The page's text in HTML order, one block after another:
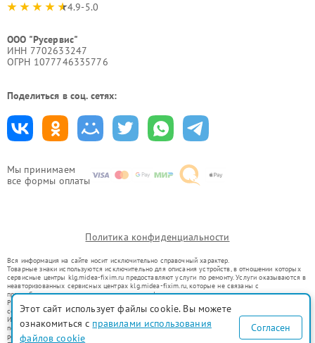
Мы принимаем
все формы оплаты
4.9-5.0
ООО "Русервис"
ИНН 7702633247
ОГРН 1077746335776
Поделиться в соц. сетях:
Политика конфиденциальности
Вся информация на сайте носит исключительно справочный характер.
Товарные знаки используются исключительно для описания устройств, в отношении которых
сервисные центры klg.midea-fixim.ru предоставляют услуги по ремонту. Услуги оказываются в
неавторизованных сервисных центрах klg.midea-fixim.ru, которые не связаны с
правообладателями товарных знаков или их официальными представителями.
Ремонт осуществляется для устройств, уже введенных в гражданский оборот в соответствии
со статьей 1487 ГК РФ.
Использование товарных знаков не преследует цели индивидуализации услуг или введения
потребителей в заблуждение, а служит для информирования о предоставляемых услугах по
ремонту техники указанных брендов.
Этот сайт использует файлы cookie. Вы можете
ознакомиться с правилами использования
файлов cookie
Согласен